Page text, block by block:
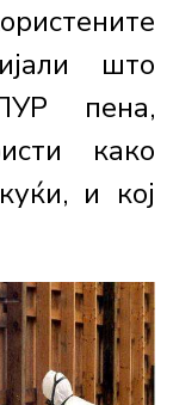
што
пена,
како
и кој